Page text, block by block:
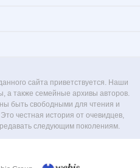
сайта приветствуется. Наши
а также семейные архивы авторов.
быть свободными для чтения и
честная история от очевидцев,
следующим поколениям.